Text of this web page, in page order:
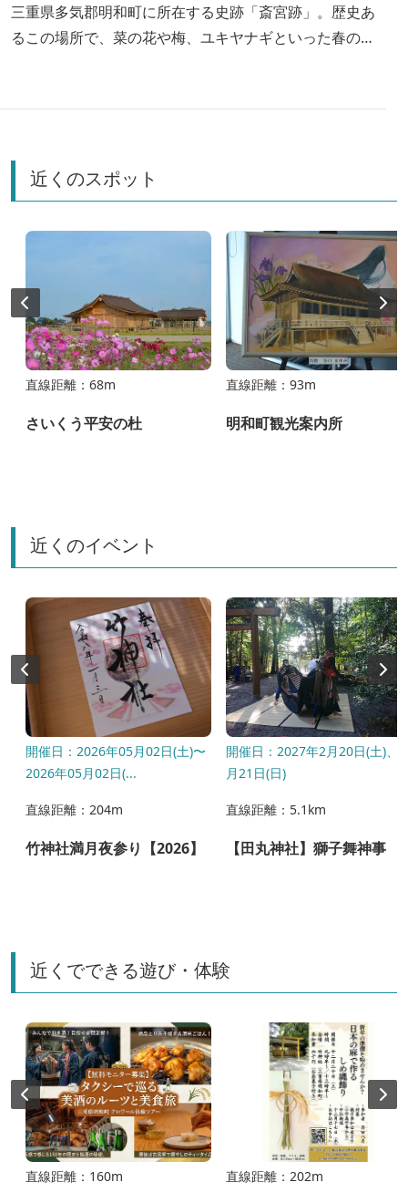
三重県多気郡明和町に所在する史跡「斎宮跡」。歴史あ
るこの場所で、菜の花や梅、ユキヤナギといった春の花
ます！
近くのスポット
直線距離：68m
さいくう平安の杜
直線距離：93m
明和町観光案内所
近くのイベント
開催日：2026年05月02日(土)〜
2026年05月02日(...
直線距離：204m
竹神社満月夜参り【2026】
開催日：2027年2月20日(土)、2
月21日(日)
直線距離：5.1km
【田丸神社】獅子舞神事
近くでできる遊び・体験
直線距離：160m 直線距離：202m